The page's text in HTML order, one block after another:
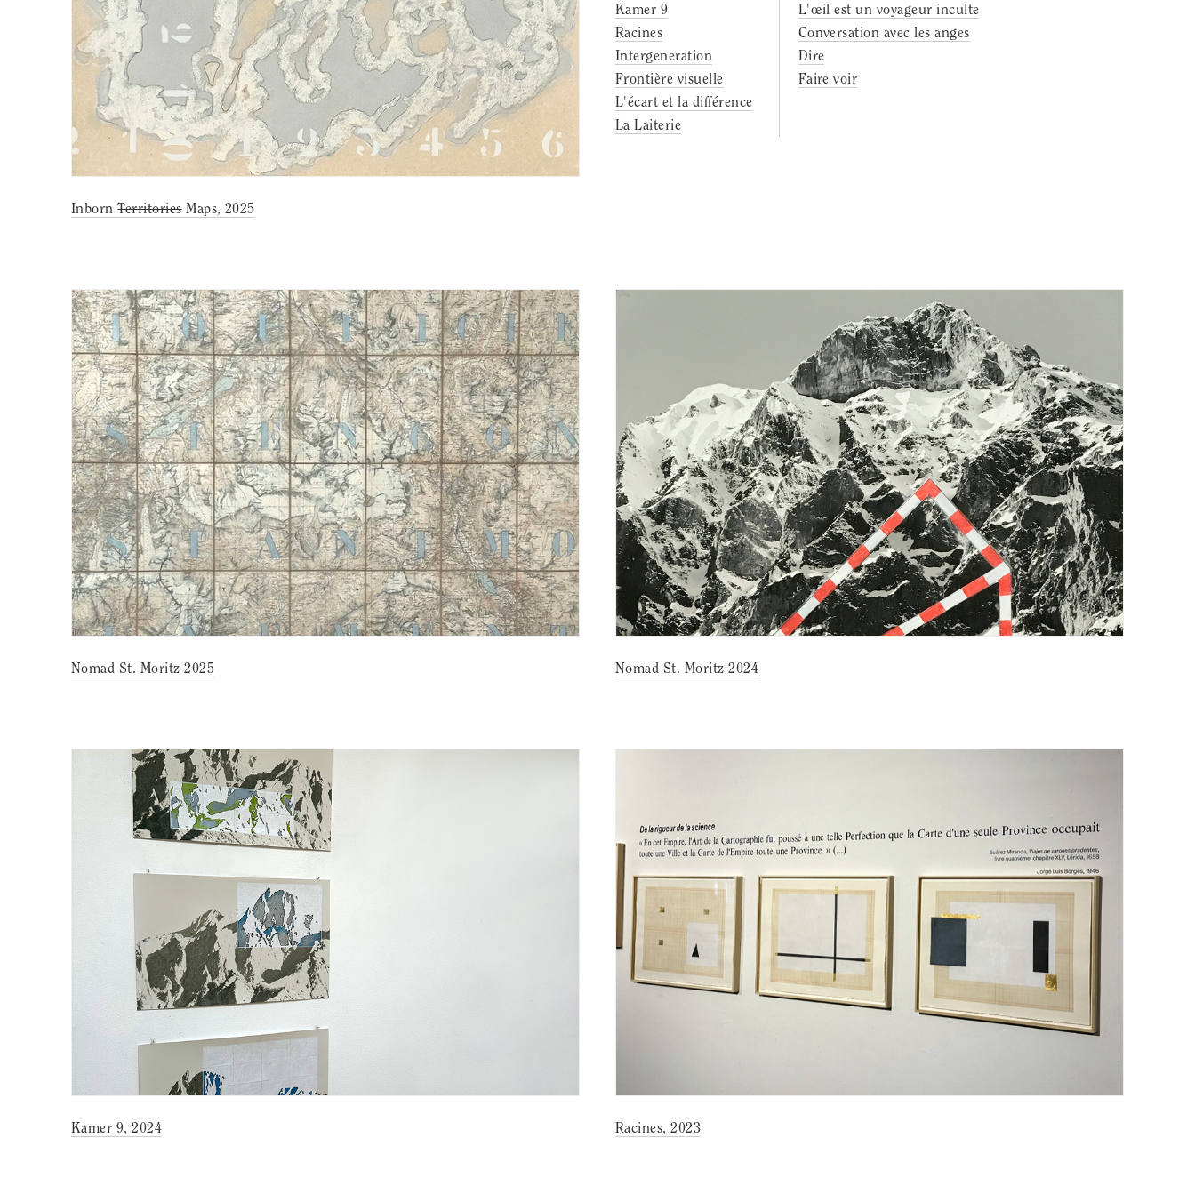
InbornTerritoriesMaps, 2025
Kamer 9
Racines
Intergeneration
Frontière visuelle
L'écart et la différence
La Laiterie
L'œil est un voyageur inculte
Conversation avec les anges
Dire
Faire voir
Nomad St. Moritz 2025 Nomad St. Moritz 2024
Kamer 9, 2024 Racines, 2023